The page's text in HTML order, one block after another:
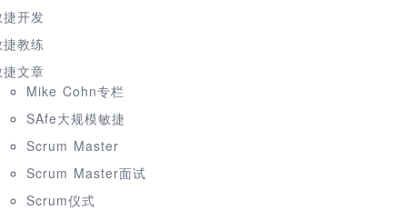
捷开发
捷教练
捷文章
Mike Cohn专栏
SAfe大规模敏捷
Scrum Master
Scrum Master面试
Scrum仪式